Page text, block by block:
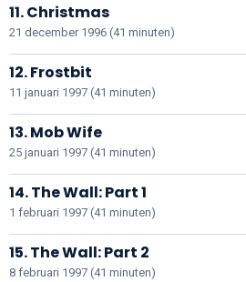
11. Christmas
21 december 1996 (41 minuten)
12. Frostbit
11 januari 1997 (41 minuten)
13. Mob Wife
25 januari 1997 (41 minuten)
14. The Wall: Part 1
1 februari 1997 (41 minuten)
15. The Wall: Part 2
8 februari 1997 (41 minuten)